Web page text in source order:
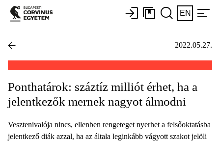
EN
2022.05.27.
Ponthatárok: száztíz milliót érhet, ha a
jelentkezők mernek nagyot álmodni
Vesztenivalója nincs, ellenben rengeteget nyerhet a felsőoktatásba
jelentkező diák azzal, ha az általa leginkább vágyott szakot jelöli